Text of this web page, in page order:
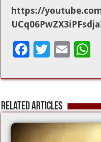
https://
F
e
b
o
o
T
tt
er
E
ai
l
p
p
Related Articles